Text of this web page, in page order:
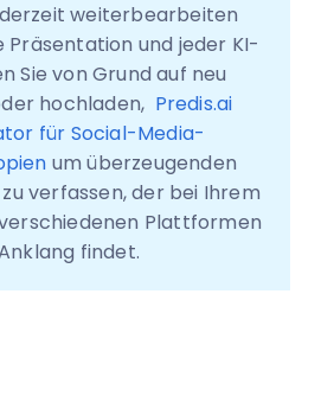
weiterbearbeiten
Präsentation und jeder KI-
Sie von Grund auf neu
hochladen, Predis.ai
für Social-Media-
um überzeugenden
verfassen, der bei Ihrem
Plattformen
findet.